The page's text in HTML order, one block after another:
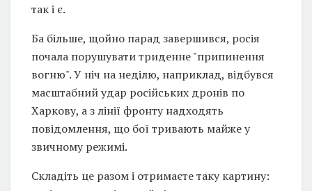
так і є.
Ба більше, щойно парад завершився, росія
почала порушувати триденне "припинення
вогню". У ніч на неділю, наприклад, відбувся
масштабний удар російських дронів по
Харкову, а з лінії фронту надходять
повідомлення, що бої тривають майже у
звичному режимі.
Складіть це разом і отримаєте таку картину: